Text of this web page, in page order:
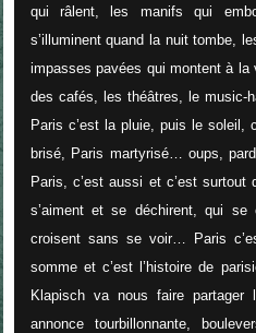
qui râlent, les manifs qui
s’illuminent quand la nuit tombe,
impasses pavées qui montent à
des cafés, les théâtres, le music-
Paris c’est la pluie, puis le soleil,
brisé, Paris martyrisé… oups,
Paris, c’est aussi et c’est
s’aiment et se déchirent, qui
croisent sans se voir… Paris
somme et c’est l’histoire de
Klapisch va nous faire partager
annonce tourbillonnante,